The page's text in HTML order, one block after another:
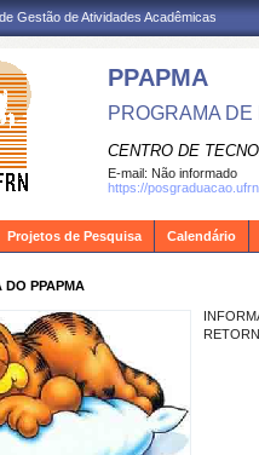
Gestão de Atividades Acadêmicas
PPAPMA
PROGRAMA
CENTRO DE
E-mail: Não informado
https://
Projetos de Pesquisa Calendário
DO PPAPMA